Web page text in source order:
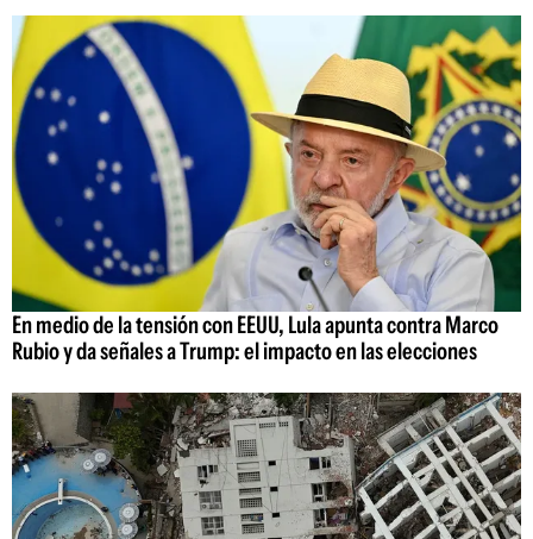
En medio de la tensión con EEUU, Lula apunta contra Marco
Rubio y da señales a Trump: el impacto en las elecciones